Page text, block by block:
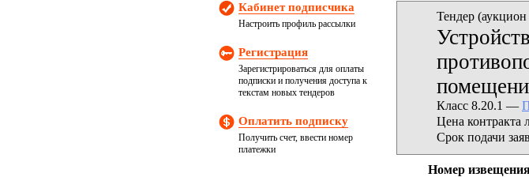
Кабинет подписчика
Настроить профиль рассылки
Регистрация
Зарегистрироваться для оплаты
подписки и получения доступа к
текстам новых тендеров
Оплатить подписку
Получить счет, ввести номер
платежки
Тендер
Класс 8.20.1 —
Цена контракта
Срок подачи
Номер